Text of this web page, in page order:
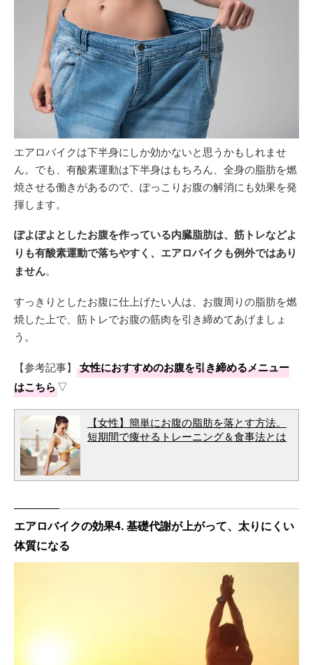
エアロバイクは下半身にしか効かないと思うかもしれませ
ん。でも、有酸素運動は下半身はもちろん、全身の脂肪を燃
焼させる働きがあるので、ぽっこりお腹の解消にも効果を発
揮します。
ぽよぽよとしたお腹を作っている内臓脂肪は、筋トレなどよ
りも有酸素運動で落ちやすく、エアロバイクも例外ではあり
ません。
すっきりとしたお腹に仕上げたい人は、お腹周りの脂肪を燃
焼した上で、筋トレでお腹の筋肉を引き締めてあげましょ
う。
【参考記事】
女性におすすめのお腹を引き締めるメニュー
はこちら▽
【女性】簡単にお腹の脂肪を落とす方法。
短期間で痩せるトレーニング＆食事法とは
エアロバイクの効果4. 基礎代謝が上がって、太りにくい
体質になる